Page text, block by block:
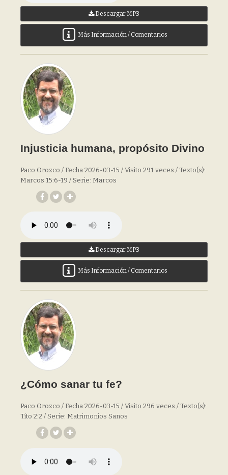
Descargar MP3
Más Información / Comentarios
Injusticia humana, propósito Divino
Paco Orozco / Fecha 2026-03-15 / Visito 291 veces / Texto(s):
Marcos 15:6-19 / Serie: Marcos
Descargar MP3
Más Información / Comentarios
¿Cómo sanar tu fe?
Paco Orozco / Fecha 2026-03-15 / Visito 296 veces / Texto(s):
Tito 2:2 / Serie: Matrimonios Sanos